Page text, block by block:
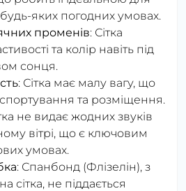
яких погодних умовах.
променів: Сітка
та колір навіть під
сонця.
: Сітка має малу вагу, що
та розміщення.
не видає жодних звуків
вітрі, що є ключовим
умовах.
: Спанбонд (Флізелін), з
сітка, не піддається